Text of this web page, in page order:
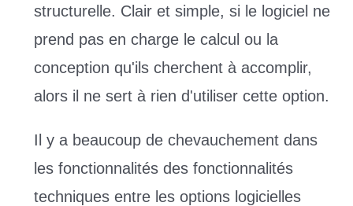
structurelle. Clair et simple, si le logiciel ne
prend pas en charge le calcul ou la
conception qu'ils cherchent à accomplir,
alors il ne sert à rien d'utiliser cette option.
Il y a beaucoup de chevauchement dans
les fonctionnalités des fonctionnalités
techniques entre les options logicielles